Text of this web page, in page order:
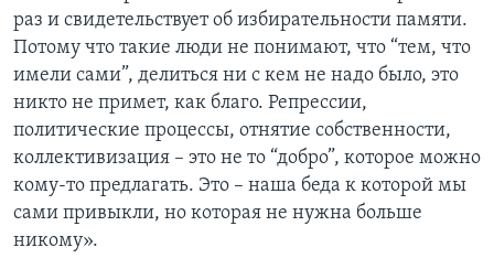
раз и свидетельствует об избирательности памяти.
Потому что такие люди не понимают, что “тем, что
имели сами”, делиться ни с кем не надо было, это
никто не примет, как благо. Репрессии,
политические процессы, отнятие собственности,
коллективизация – это не то “добро”, которое можно
кому-то предлагать. Это – наша беда к которой мы
сами привыкли, но которая не нужна больше
никому».